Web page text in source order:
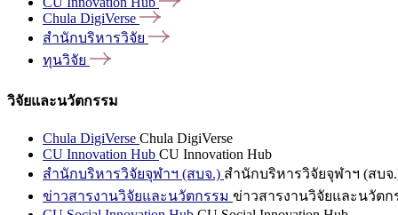
Chula DigiVerse
สำนักบริหารวิจัย
ทุนวิจัย
วิจัยและนวัตกรรม
Chula DigiVerse Chula DigiVerse
CU Innovation Hub CU Innovation Hub
สำนักบริหารวิจัยจุฬาฯ (สบจ.) สำนักบริหารวิจัยจุฬาฯ (สบจ
ข่าวสารงานวิจัยและนวัตกรรม ข่าวสารงานวิจัยและนวัตก